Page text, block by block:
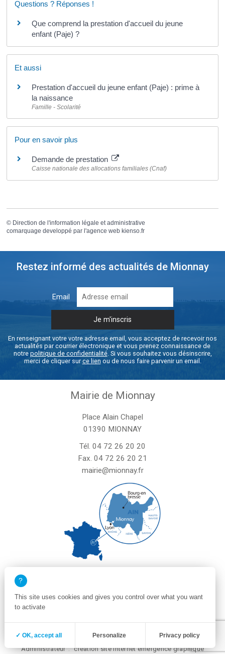
Questions ? Réponses !
Que comprend la prestation d'accueil du jeune
enfant (Paje) ?
Et aussi
Prestation d'accueil du jeune enfant (Paje) : prime à
la naissance
Famille - Scolarité
Pour en savoir plus
Demande de prestation
Caisse nationale des allocations familiales (Cnaf)
© Direction de l'information légale et administrative
comarquage developpé par l'agence web kienso.fr
Restez informé des actualités de Mionnay
Email
En renseignant votre votre adresse email, vous acceptez de recevoir nos
actualités par courrier électronique et vous prenez connaissance de
notre politique de confidentialité. Si vous souhaitez vous désinscrire,
merci de cliquer surce lien ou de nous faire parvenir un email.
Mairie de Mionnay
Place Alain Chapel
01390 MIONNAY
Tél. 04 72 26 20 20
Fax. 04 72 26 20 21
mairie@mionnay.fr
le vendredi de 8h30 à 12h et de 13h30 à 16h30
un samedi matin sur deux de 8h30 à 12h
Zone membre
Mentions légales
Politique de confidentialité et cookies
Plan du site
Administrateur
création site internet emergence graphique
This site uses cookies and gives you control over what you want
to activate
✓ OK, accept all Personalize Privacy policy